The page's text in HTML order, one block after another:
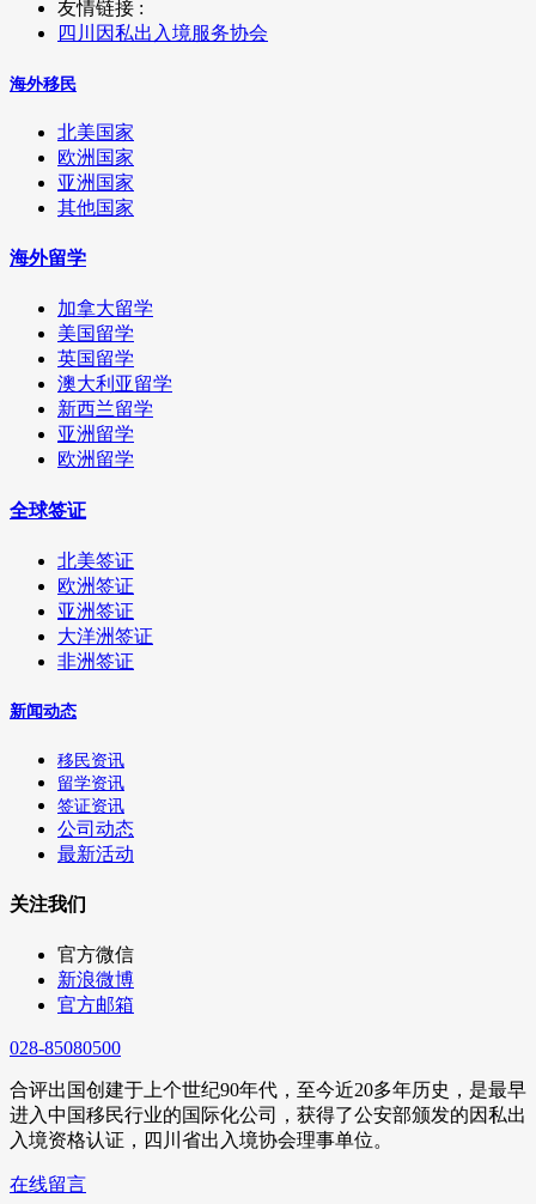
友情链接 :
四川因私出入境服务协会
海外移民
北美国家
欧洲国家
亚洲国家
其他国家
海外留学
加拿大留学
美国留学
英国留学
澳大利亚留学
新西兰留学
亚洲留学
欧洲留学
全球签证
北美签证
欧洲签证
亚洲签证
大洋洲签证
非洲签证
新闻动态
移民资讯
留学资讯
签证资讯
公司动态
最新活动
关注我们
官方微信
新浪微博
官方邮箱
028-85080500
合评出国创建于上个世纪90年代，至今近20多年历史，是最早
进入中国移民行业的国际化公司，获得了公安部颁发的因私出
入境资格认证，四川省出入境协会理事单位。
在线留言